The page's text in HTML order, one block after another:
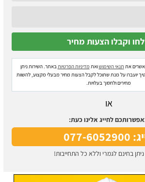
את תנאי השימושואת מדיניות הפרטיותבאתר. השירות ניתן
יועברו על מנת שתוכל לקבל הצעות מחיר מבעלי מקצוע, להשוות
מחירים ולחסוך בעלויות.
או
לחייג אלינו כעת:
בחינם לגמרי וללא כל התחייבות!